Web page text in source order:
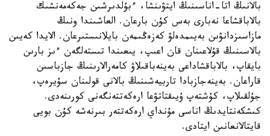
بالانىڭ اتا-اناسىنىڭ ايتۋىنشا، ءبۇلدىرشىن جەكەمەنشىك
بالاباقشاعا نەبارى بەس كۇن بارعان. العاشىندا ونىڭ
مازاسىزدانۋىن بەيىمدەلۋ كەزەڭىمەن بايلانىستىرعان. الايدا كەيىن
بالاسىنىڭ قۇلاعىنان قان اعىپ، يىعىندا تىستەلگەن ءىز بارىن
بايقاپ، بالاباقشاداعى بەينەباقىلاۋ كامەرالارىنىڭ جازباسىن
قاراعان. بەينەجازبادا تاربيەشىنىڭ بالانى قولىنان سۇيرەپ،
جۇلقىلاپ، كۇشتەپ ۇيىقتاتۋعا ارەكەتتەنگەنى كورىنەدى.
كىشكەنتايدىڭ اناسى مۇنداي ارەكەتتەر بىرنەشە كۇن بويى
قايتالانعانىن ايتادى.